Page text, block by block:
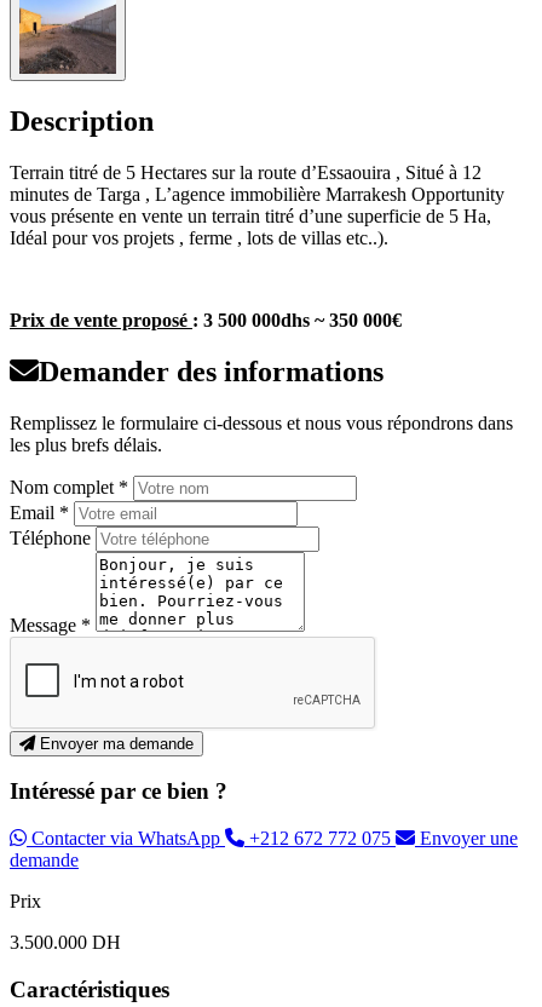
Description
Terrain titré de 5 Hectares sur la route d’Essaouira , Situé à 12
minutes de Targa , L’agence immobilière Marrakesh Opportunity
vous présente en vente un terrain titré d’une superficie de 5 Ha,
Idéal pour vos projets , ferme , lots de villas etc..).
Prix de vente proposé : 3 500 000dhs ~ 350 000€
Demander des informations
Remplissez le formulaire ci-dessous et nous vous répondrons dans
les plus brefs délais.
Nom complet *
Email *
Téléphone
Message *
Envoyer ma demande
Intéressé par ce bien ?
Contacter via WhatsApp +212 672 772 075
Envoyer une
demande
Prix
3.500.000 DH
Caractéristiques